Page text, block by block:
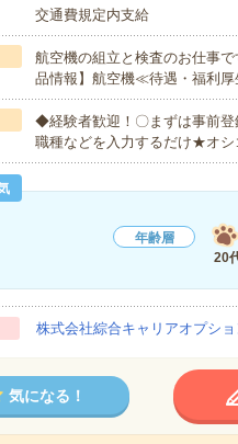
交通費規定内支給
航空機の組立と検査のお仕事
品情報】航空機≪待遇・福利
◆経験者歓迎！〇まずは事前登
職種などを入力するだけ★オ
年齢層
20
株式会社綜合キャリアオプシ
気になる！